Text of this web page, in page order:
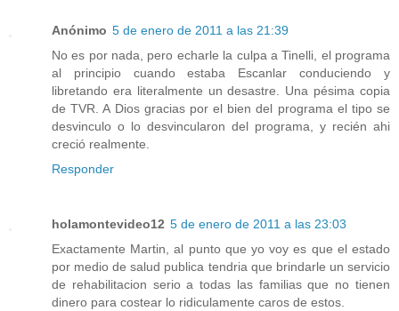
Anónimo 5 de enero de 2011 a las 21:39
No es por nada, pero echarle la culpa a Tinelli, el programa
al principio cuando estaba Escanlar conduciendo y
libretando era literalmente un desastre. Una pésima copia
de TVR. A Dios gracias por el bien del programa el tipo se
desvinculo o lo desvincularon del programa, y recién ahi
creció realmente.
Responder
holamontevideo12 5 de enero de 2011 a las 23:03
Exactamente Martin, al punto que yo voy es que el estado
por medio de salud publica tendria que brindarle un servicio
de rehabilitacion serio a todas las familias que no tienen
dinero para costear lo ridiculamente caros de estos.